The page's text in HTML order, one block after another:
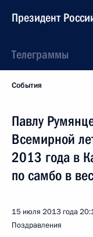
Президент
Телеграммы
События
Павлу
Всемирной
2013 года в
по самбо в
15 июля 2013 года
Поздравления